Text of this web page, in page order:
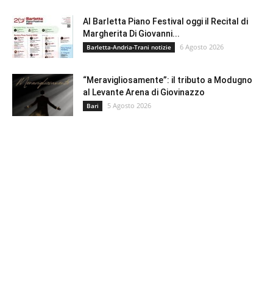
Al Barletta Piano Festival oggi il Recital di
Margherita Di Giovanni...
Barletta-Andria-Trani notizie 6 Agosto 2026
“Meravigliosamente”: il tributo a Modugno
al Levante Arena di Giovinazzo
Bari 5 Agosto 2026